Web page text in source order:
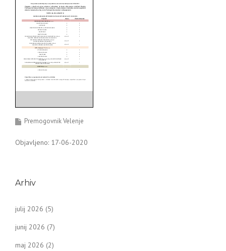
Premogovnik Velenje
Objavljeno: 17-06-2020
Arhiv
julij 2026 (5)
junij 2026 (7)
maj 2026 (2)